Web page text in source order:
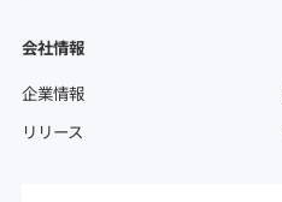
会社情報
企業情報
リリース